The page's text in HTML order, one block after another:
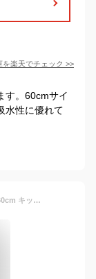
を楽天でチェック >>
す。60cmサイ
水性に優れて
【マラソン開催中】ラップタオル 巻きタオル 60cm キッズ 子供 男の子 女の子 無地 名前 ガーゼ シンプル プール 海 [M便 1/3]